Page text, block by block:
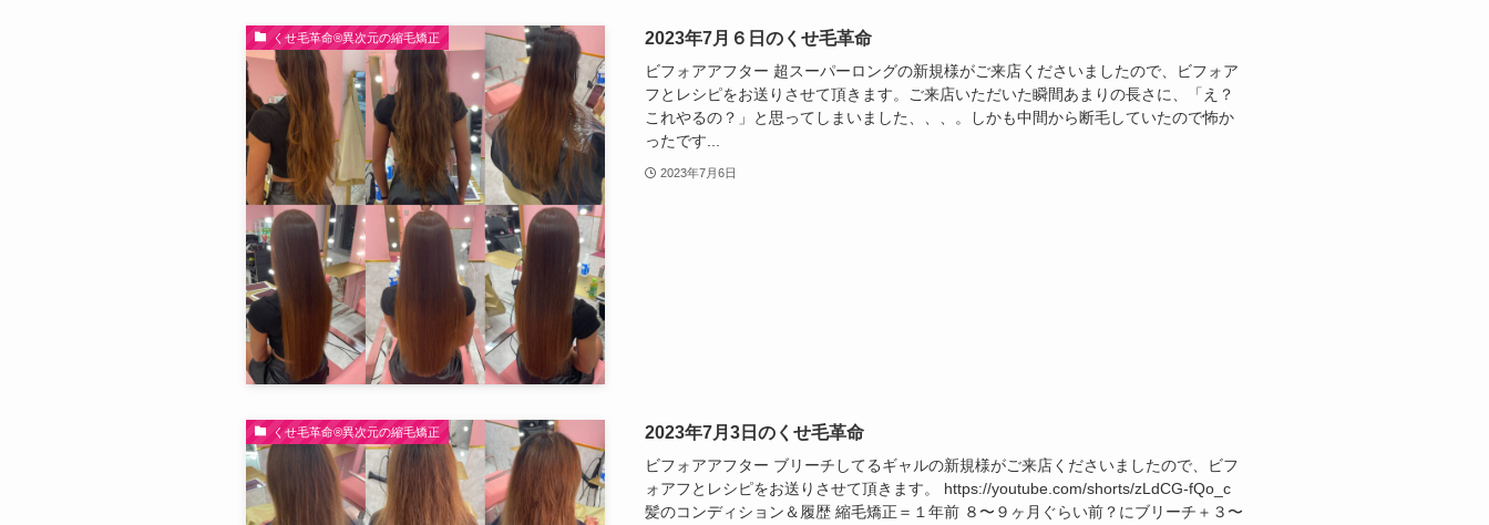
くせ毛革命®︎異次元の縮毛矯正 2023年7月６日のくせ毛革命
ビフォアアフター 超スーパーロングの新規様がご来店くださいましたので、ビフォア
フとレシピをお送りさせて頂きます。ご来店いただいた瞬間あまりの長さに、「え？
これやるの？」と思ってしまいました、、、。しかも中間から断毛していたので怖か
ったです...
2023年7月6日
くせ毛革命®︎異次元の縮毛矯正 2023年7月3日のくせ毛革命
ビフォアアフター ブリーチしてるギャルの新規様がご来店くださいましたので、ビフ
ォアフとレシピをお送りさせて頂きます。 https://youtube.com/shorts/zLdCG-fQo_c
髪のコンディション＆履歴 縮毛矯正＝１年前 ８〜９ヶ月ぐらい前？にブリーチ＋３〜